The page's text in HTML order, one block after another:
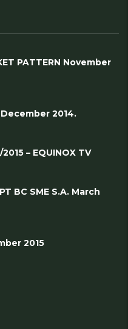
PATTERN November
2014.
– EQUINOX TV
BC SME S.A. March
2015